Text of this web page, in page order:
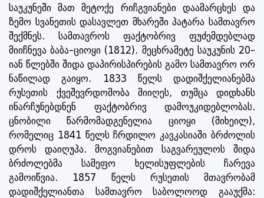
საუკუნეში მათ მეტოქე რიჩგვიანები დაამარცხეს და
ზემო სვანეთის დასავლეთ მხარეში პატარა სამთავრო
შექმნეს. სამთავროს ფაქტობრივ ფუძემდებლად
მიიჩნევა ბაბა-ციოყი (1812). მეცხრამეტე საუკუნის 20-
იან წლებში შიდა დაპირისპირების გამო სამთავრო ორ
ნაწილად გაიყო. 1833 წელს დადიშქელიანებმა
რუსეთის ქვეშევრდომობა მიიღეს, თუმცა დიდხანს
ინარჩუნებდნენ ფაქტობრივ დამოუკიდებლობას.
ცნობილი წარმომადგენელია ციოყი (მიხეილ),
რომელიც 1841 წელს ჩრდილო კავკასიაში ბრძოლის
დროს დაიღუპა. მოგვიანებით საგვარეულოს შიდა
ბრძოლებმა სამეფო ხელისუფლების ჩარევა
გამოიწვია. 1857 წელს რუსეთის მთავრობამ
დადიშქელიანთა სამთავრო საბოლოოდ გააუქმა: